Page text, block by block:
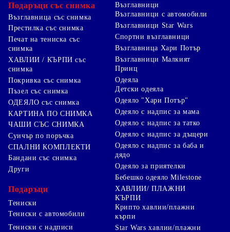
Подаръци със снимка
Възглавница със снимка
Престилка със снимка
Печат на тениска със
снимка
ХАВЛИИ / КЪРПИ със
снимка
Покривка със снимка
Пъзел със снимка
ОДЕЯЛО със снимка
КАРТИНА ПО СНИМКА
ЧАШИ СЪС СНИМКА
Суичър по поръчка
СПАЛНИ КОМПЛЕКТИ
Бандани със снимка
Други
Подаръци
Тениски
Тениски с автомобили
Тениски с надписи
Възглавници
Възглавници с автомобили
Възглавници Star Wars
Спортни възглавници
Възглавница Хари Потър
Възглавници Малкият
Принц
Одеяла
Детски одеяла
Одеяло "Хари Потър"
Одеяло с надпис за мама
Одеяло с надпис за татко
Одеяло с надпис за дъщери
Одеяло с надпис за баба и
дядо
Одеяло за приятелки
Бебешко одеяло Milestone
ХАВЛИИ/ ПЛАЖНИ
КЪРПИ
Крипто хавлии/плажни
кърпи
Star Wars хавлии/плажни